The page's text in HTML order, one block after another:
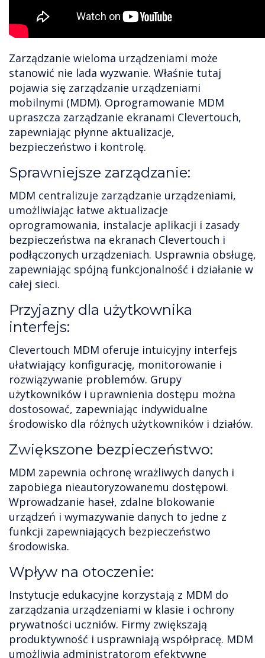
Zarządzanie wieloma urządzeniami może
stanowić nie lada wyzwanie. Właśnie tutaj
pojawia się zarządzanie urządzeniami
mobilnymi (MDM). Oprogramowanie MDM
upraszcza zarządzanie ekranami Clevertouch,
zapewniając płynne aktualizacje,
bezpieczeństwo i kontrolę.
Sprawniejsze zarządzanie:
MDM centralizuje zarządzanie urządzeniami,
umożliwiając łatwe aktualizacje
oprogramowania, instalacje aplikacji i zasady
bezpieczeństwa na ekranach Clevertouch i
podłączonych urządzeniach. Usprawnia obsługę,
zapewniając spójną funkcjonalność i działanie w
całej sieci.
Przyjazny dla użytkownika
interfejs:
Clevertouch MDM oferuje intuicyjny interfejs
ułatwiający konfigurację, monitorowanie i
rozwiązywanie problemów. Grupy
użytkowników i uprawnienia dostępu można
dostosować, zapewniając indywidualne
środowisko dla różnych użytkowników i działów.
Zwiększone bezpieczeństwo:
MDM zapewnia ochronę wrażliwych danych i
zapobiega nieautoryzowanemu dostępowi.
Wprowadzanie haseł, zdalne blokowanie
urządzeń i wymazywanie danych to jedne z
funkcji zapewniających bezpieczeństwo
środowiska.
Wpływ na otoczenie:
Instytucje edukacyjne korzystają z MDM do
zarządzania urządzeniami w klasie i ochrony
prywatności uczniów. Firmy zwiększają
produktywność i usprawniają współpracę. MDM
umożliwia administratorom efektywne